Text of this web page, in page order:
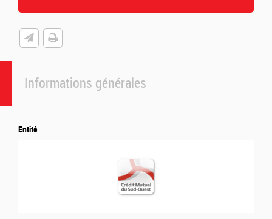
Informations générales
Entité